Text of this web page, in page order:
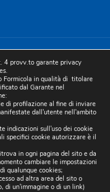
P.IVA
sociale 10.000 euro i.v.
& Viral
4 provv.to garante privacy
Formicola in qualità di titolare
dal Garante nel
di profilazione al fine di inviare
dall'utente nell'ambito
indicazioni sull'uso dei cookie
specifici cookie autorizzare è il
in ogni pagina del sito e da
cambiare le impostazioni
qualunque cookies;
ad altra area del sito o
di un'immagine o di un link)